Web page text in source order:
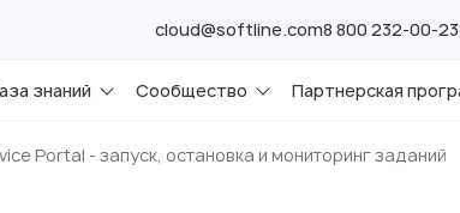
cloud@softline.com8 800 232-00-23
знаний Сообщество Партнерская
Portal - запуск, остановка и мониторинг заданий